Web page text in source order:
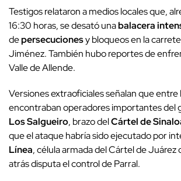
Testigos relataron a medios locales que,
16:30 horas, se desató unabalacera
depersecucionesy bloqueos en la
Jiménez. También hubo reportes de
Valle de Allende.
Versiones extraoficiales señalan que entre
encontraban operadores importantes del
Los Salgueiro, brazo delCártel de
que el ataque habría sido ejecutado por
Línea, célula armada del Cártel de Juárez
atrás disputa el control de Parral.